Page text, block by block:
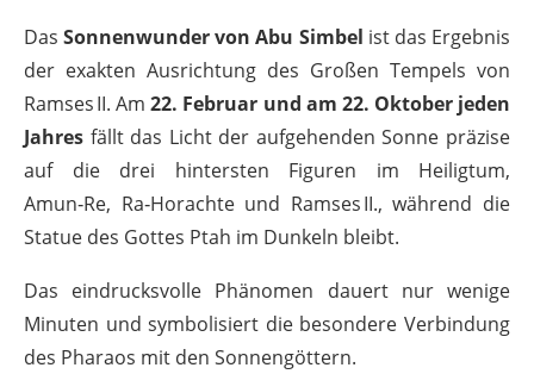
DasSonnenwunder von Abu Simbel ist das Ergebnis
der exakten Ausrichtung des Großen Tempels von
Ramses II. Am22. Februar und am 22. Oktober jeden
Jahres fällt das Licht der aufgehenden Sonne präzise
auf die drei hintersten Figuren im Heiligtum,
Amun‑Re, Ra‑Horachte und Ramses II., während die
Statue des Gottes Ptah im Dunkeln bleibt.
Das eindrucksvolle Phänomen dauert nur wenige
Minuten und symbolisiert die besondere Verbindung
des Pharaos mit den Sonnengöttern.